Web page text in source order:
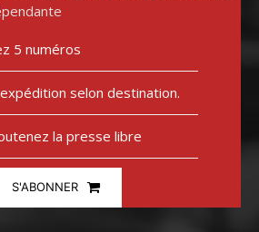
5 numéros
selon destination.
la presse libre
S'ABONNER